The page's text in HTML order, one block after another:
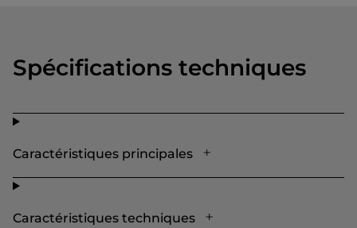
Spécifications techniques
Caractéristiques principales
Caractéristiques techniques